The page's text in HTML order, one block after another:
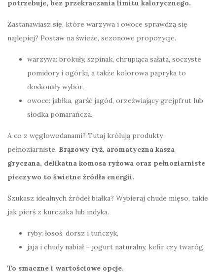
potrzebuje, bez przekraczania limitu kalorycznego.
Zastanawiasz się, które warzywa i owoce sprawdzą się
najlepiej? Postaw na świeże, sezonowe propozycje.
warzywa: brokuły, szpinak, chrupiąca sałata, soczyste
pomidory i ogórki, a także kolorowa papryka to
doskonały wybór,
owoce: jabłka, garść jagód, orzeźwiający grejpfrut lub
słodka pomarańcza.
A co z węglowodanami? Tutaj królują produkty
pełnoziarniste. Brązowy ryż, aromatyczna kasza
gryczana, delikatna komosa ryżowa oraz pełnoziarniste
pieczywo to świetne źródła energii.
Szukasz idealnych źródeł białka? Wybieraj chude mięso, takie
jak pierś z kurczaka lub indyka.
ryby: łosoś, dorsz i tuńczyk,
jaja i chudy nabiał – jogurt naturalny, kefir czy twaróg.
To smaczne i wartościowe opcje.